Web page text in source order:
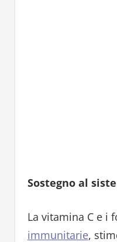
Sostegno al
La vitamina C e i
immunitarie,